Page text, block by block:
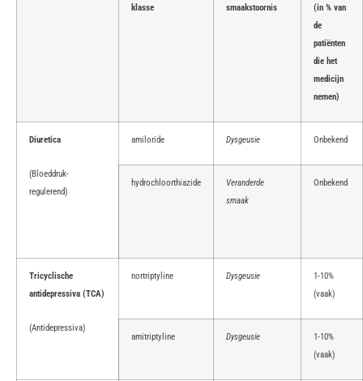
klasse
smaakstoornis
(in % van
de
patiënten
die het
medicijn
nemen)
Diuretica
(Bloeddruk-
regulerend)
amiloride Dysgeusie Onbekend
hydrochloorthiazide
Veranderde
smaak
Onbekend
Tricyclische
antidepressiva (TCA)
(Antidepressiva)
nortriptyline Dysgeusie
1-10%
(vaak)
amitriptyline Dysgeusie
1-10%
(vaak)